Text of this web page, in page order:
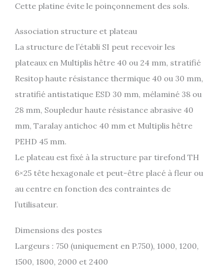
Cette platine évite le poinçonnement des sols.
Association structure et plateau
La structure de l’établi SI peut recevoir les
plateaux en Multiplis hêtre 40 ou 24 mm, stratifié
Resitop haute résistance thermique 40 ou 30 mm,
stratifié antistatique ESD 30 mm, mélaminé 38 ou
28 mm, Soupledur haute résistance abrasive 40
mm, Taralay antichoc 40 mm et Multiplis hêtre
PEHD 45 mm.
Le plateau est fixé à la structure par tirefond TH
6×25 tête hexagonale et peut-être placé à fleur ou
au centre en fonction des contraintes de
l’utilisateur.
Dimensions des postes
Largeurs : 750 (uniquement en P.750), 1000, 1200,
1500, 1800, 2000 et 2400